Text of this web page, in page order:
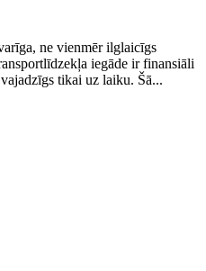
ne vienmēr ilglaicīgs
iegāde ir finansiāli
tikai uz laiku. Šā...